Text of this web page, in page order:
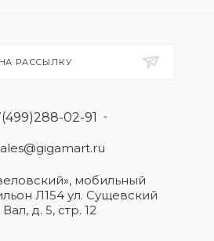
РАССЫЛКУ
02-91
мобильный
Л154 ул. Сущевский
Вал, д. 5, стр. 12